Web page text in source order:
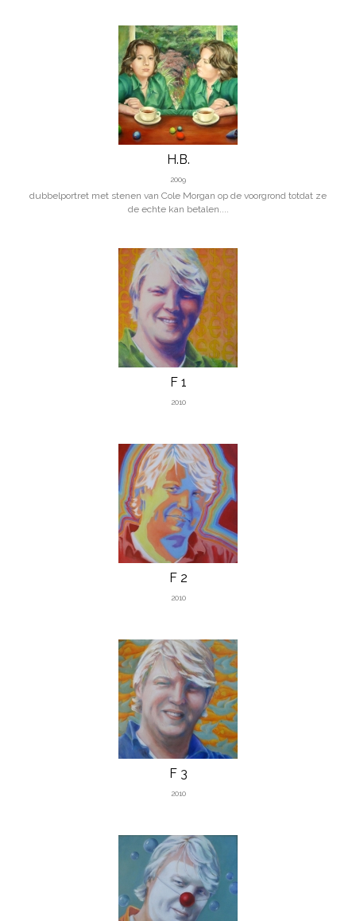
H.B.
2009
dubbelportret met stenen van Cole Morgan op de voorgrond totdat ze
de echte kan betalen....
F 1
2010
F 2
2010
F 3
2010